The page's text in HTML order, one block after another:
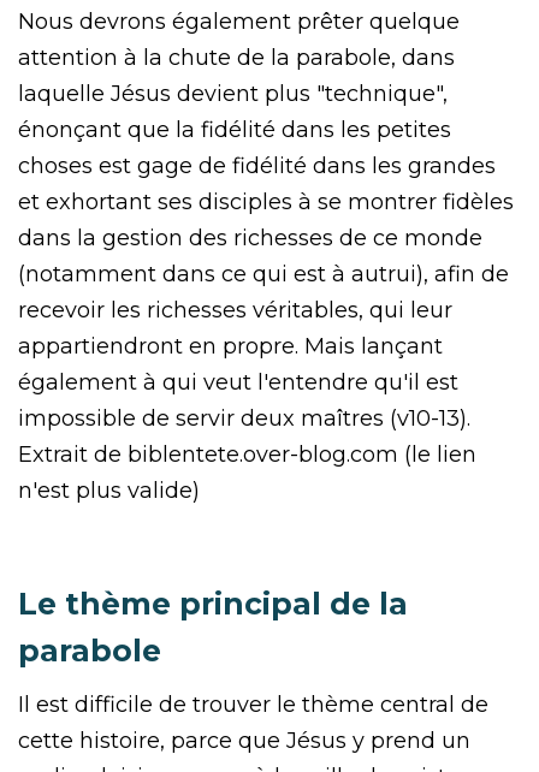
Nous devrons également prêter quelque
attention à la chute de la parabole, dans
laquelle Jésus devient plus "technique",
énonçant que la fidélité dans les petites
choses est gage de fidélité dans les grandes
et exhortant ses disciples à se montrer fidèles
dans la gestion des richesses de ce monde
(notamment dans ce qui est à autrui), afin de
recevoir les richesses véritables, qui leur
appartiendront en propre. Mais lançant
également à qui veut l'entendre qu'il est
impossible de servir deux maîtres (v10-13).
Extrait de biblentete.over-blog.com (le lien
n'est plus valide)
Le thème principal de la
parabole
Il est difficile de trouver le thème central de
cette histoire, parce que Jésus y prend un